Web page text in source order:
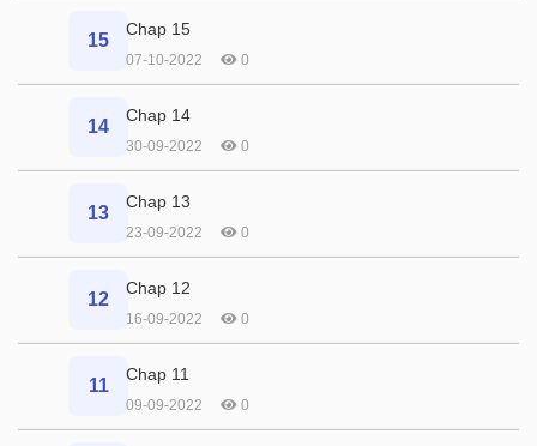
15
Chap 15
07-10-2022 0
14
Chap 14
30-09-2022 0
13
Chap 13
23-09-2022 0
12
Chap 12
16-09-2022 0
11
Chap 11
09-09-2022 0